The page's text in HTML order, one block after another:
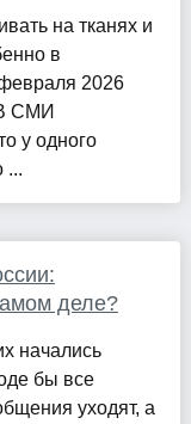
на тканях и
в
2026
СМИ
у одного
...
деле?
начались
бы все
уходят, а